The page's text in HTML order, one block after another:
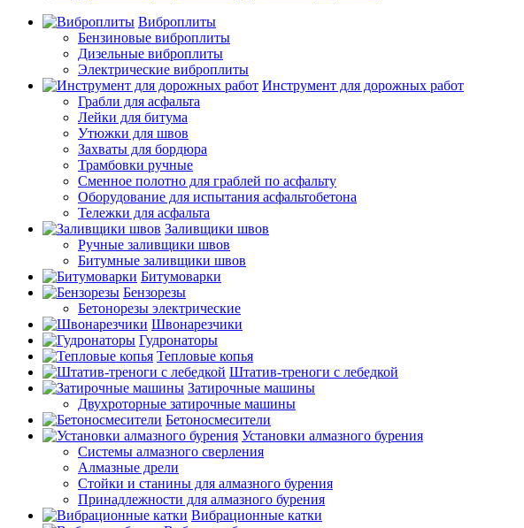
Виброплиты
Бензиновые виброплиты
Дизельные виброплиты
Электрические виброплиты
Инструмент для дорожных работ
Грабли для асфальта
Лейки для битума
Утюжки для швов
Захваты для бордюра
Трамбовки ручные
Сменное полотно для граблей по асфальту
Оборудование для испытания асфальтобетона
Тележки для асфальта
Заливщики швов
Ручные заливщики швов
Битумные заливщики швов
Битумоварки
Бензорезы
Бетонорезы электрические
Швонарезчики
Гудронаторы
Тепловые копья
Штатив-треноги с лебедкой
Затирочные машины
Двухроторные затирочные машины
Бетоносмесители
Установки алмазного бурения
Системы алмазного сверления
Алмазные дрели
Стойки и станины для алмазного бурения
Принадлежности для алмазного бурения
Вибрационные катки